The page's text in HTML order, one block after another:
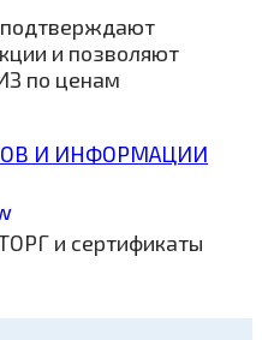
и позволяют
по ценам
И ИНФОРМАЦИИ